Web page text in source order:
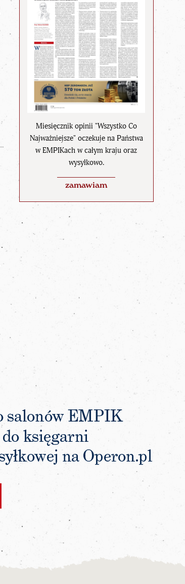
Miesięcznik opinii "Wszystko Co
Najważniejsze" oczekuje na Państwa
w EMPIKach w całym kraju oraz
wysyłkowo.
zamawiam